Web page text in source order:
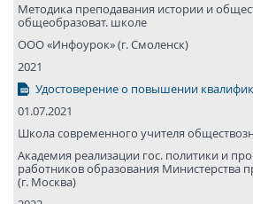
Методика преподавания истории и
общеобразоват. школе
ООО «Инфоурок» (г. Смоленск)
2021
Удостоверение о повышении
01.07.2021
Школа современного учителя
Академия реализации гос. политики и
работников образования Министерства
(г. Москва)